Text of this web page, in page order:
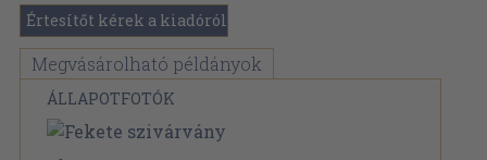
Értesítőt kérek a kiadóról
Megvásárolható példányok
ÁLLAPOTFOTÓK